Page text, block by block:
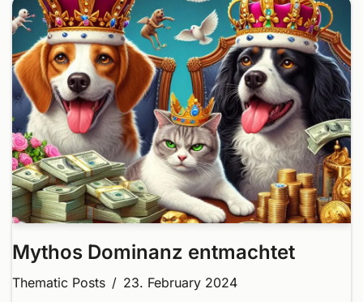
Mythos Dominanz entmachtet
Thematic Posts 23. February 2024